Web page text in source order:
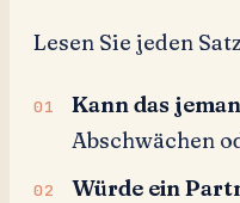
Lesen Sie jeden
Kann das
Abschwächen
Würde ein